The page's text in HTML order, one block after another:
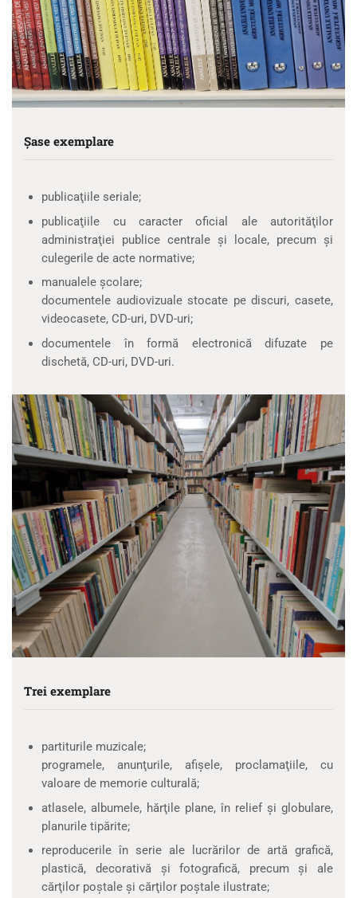
Şase exemplare
publicaţiile seriale;
publicaţiile cu caracter oficial ale autorităţilor
administraţiei publice centrale şi locale, precum şi
culegerile de acte normative;
manualele şcolare;
documentele audiovizuale stocate pe discuri, casete,
videocasete, CD-uri, DVD-uri;
documentele în formă electronică difuzate pe
dischetă, CD-uri, DVD-uri.
Trei exemplare
partiturile muzicale;
programele, anunţurile, afişele, proclamaţiile, cu
valoare de memorie culturală;
atlasele, albumele, hărţile plane, în relief şi globulare,
planurile tipărite;
reproducerile în serie ale lucrărilor de artă grafică,
plastică, decorativă şi fotografică, precum şi ale
cărţilor poştale şi cărţilor poştale ilustrate;